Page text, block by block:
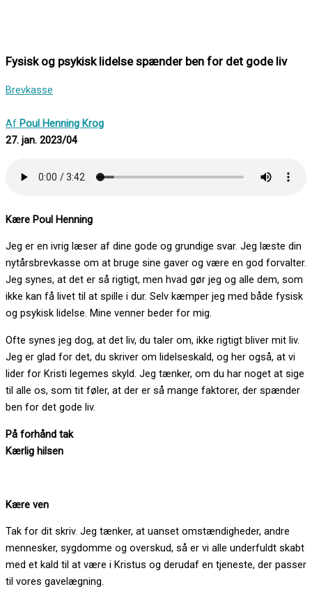
Fysisk og psykisk lidelse spænder ben for det gode liv
Brevkasse
Af Poul Henning Krog
27. jan. 2023/04
Kære Poul Henning
Jeg er en ivrig læser af dine gode og grundige svar. Jeg læste din
nytårsbrevkasse om at bruge sine gaver og være en god forvalter.
Jeg synes, at det er så rigtigt, men hvad gør jeg og alle dem, som
ikke kan få livet til at spille i dur. Selv kæmper jeg med både fysisk
og psykisk lidelse. Mine venner beder for mig.
Ofte synes jeg dog, at det liv, du taler om, ikke rigtigt bliver mit liv.
Jeg er glad for det, du skriver om lidelseskald, og her også, at vi
lider for Kristi legemes skyld. Jeg tænker, om du har noget at sige
til alle os, som tit føler, at der er så mange faktorer, der spænder
ben for det gode liv.
På forhånd tak
Kærlig hilsen
Kære ven
Tak for dit skriv. Jeg tænker, at uanset omstændigheder, andre
mennesker, sygdomme og overskud, så er vi alle underfuldt skabt
med et kald til at være i Kristus og derudaf en tjeneste, der passer
til vores gavelægning.